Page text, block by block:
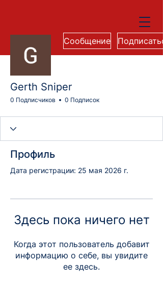
Сообщение
Gerth Sniper
0 Подписчиков 0 Подписок
Профиль
Дата регистрации: 25 мая 2026 г.
Здесь пока ничего нет
Когда этот пользователь добавит
информацию о себе, вы увидите
ее здесь.